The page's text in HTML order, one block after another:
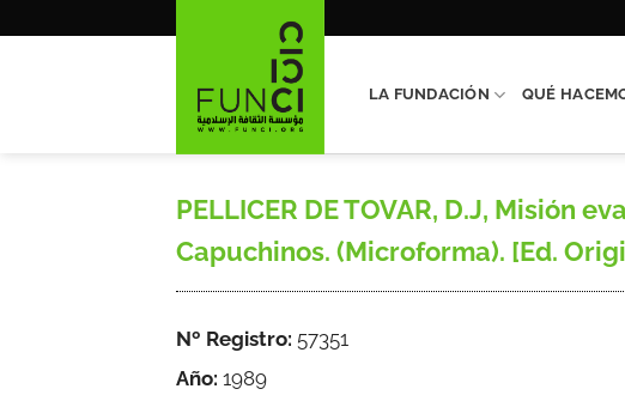
LA FUNDACIÓN QUÉ
PELLICER DE TOVAR, D.J, Misión
Capuchinos. (Microforma). [Ed.
Nº Registro: 57351
Año: 1989